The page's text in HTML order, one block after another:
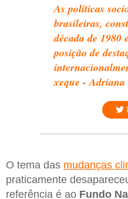
As políticas
brasileiras,
década de 1980
posição de
xeque - Adriana
O tema das mudanças
praticamente
referência é ao Fundo